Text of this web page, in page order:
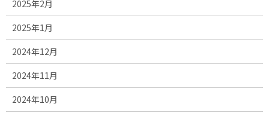
2025年2月
2025年1月
2024年12月
2024年11月
2024年10月